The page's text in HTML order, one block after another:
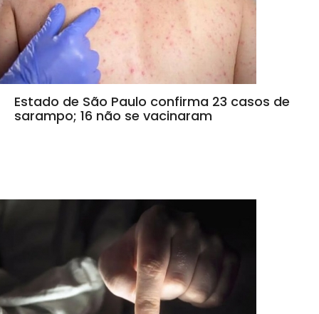
Estado de São Paulo confirma 23 casos de
sarampo; 16 não se vacinaram